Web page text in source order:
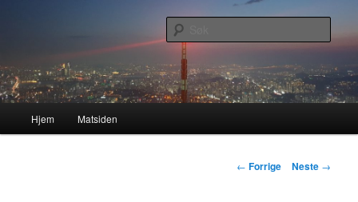
hovedinnholdet
Lasses hjemmeside
Hjem Matsiden
Innleggsnavigasjon
← Forrige Neste →